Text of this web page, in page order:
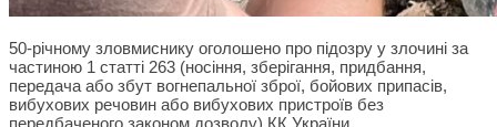
50-річному зловмиснику оголошено про підозру у злочині за
частиною 1 статті 263 (носіння, зберігання, придбання,
передача або збут вогнепальної зброї, бойових припасів,
вибухових речовин або вибухових пристроїв без
передбаченого законом дозволу) КК України.